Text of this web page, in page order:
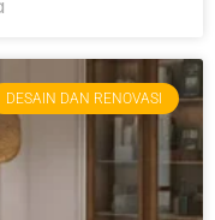
DESAIN DAN RENOVASI